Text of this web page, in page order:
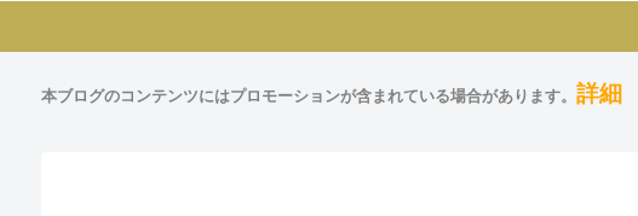
本ブログのコンテンツにはプロモーションが含まれている場合があります。 詳細